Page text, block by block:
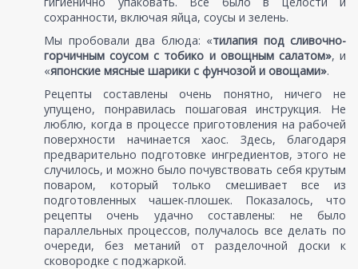
сохранности, включая яйца, соусы и зелень.
Мы пробовали два блюда: «тилапия под сливочно-
горчичным соусом с тобико и овощным салатом», и
«японские мясные шарики с фунчозой и овощами».
Рецепты составлены очень понятно, ничего не
упущено, понравилась пошаговая инструкция. Не
люблю, когда в процессе приготовления на рабочей
поверхности начинается хаос. Здесь, благодаря
предварительно подготовке ингредиентов, этого не
случилось, и можно было почувствовать себя крутым
поваром, который только смешивает все из
подготовленных чашек-плошек. Показалось, что
рецепты очень удачно составлены: не было
параллельных процессов, получалось все делать по
очереди, без метаний от разделочной доски к
сковородке с поджаркой.